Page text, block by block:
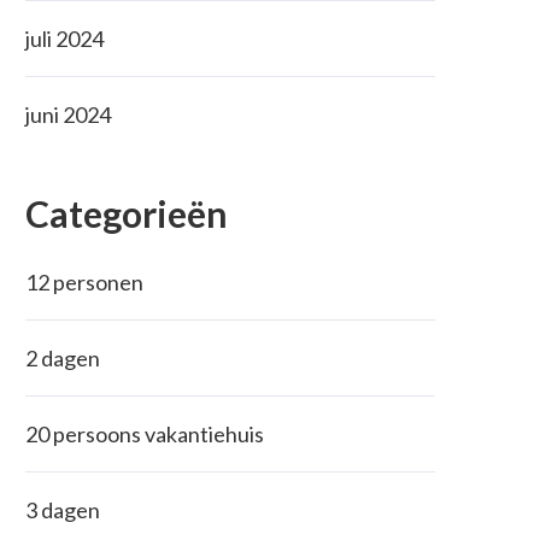
juli 2024
juni 2024
Categorieën
12 personen
2 dagen
20 persoons vakantiehuis
3 dagen